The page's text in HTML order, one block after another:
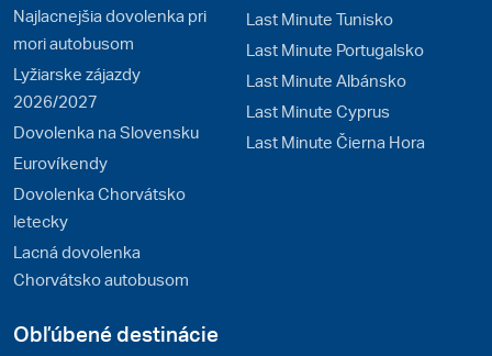
Najlacnejšia dovolenka pri
mori autobusom
Lyžiarske zájazdy
2026/2027
Dovolenka na Slovensku
Eurovíkendy
Dovolenka Chorvátsko
letecky
Lacná dovolenka
Chorvátsko autobusom
Last Minute Tunisko
Last Minute Portugalsko
Last Minute Albánsko
Last Minute Cyprus
Last Minute Čierna Hora
Obľúbené destinácie